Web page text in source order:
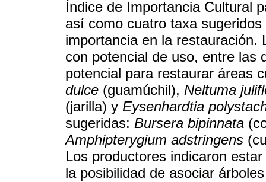
Índice de Importancia Cultural
así como cuatro taxa
importancia en la restauración.
con potencial de uso, entre las
potencial para restaurar áreas
dulce (guamúchil), Neltuma
(jarilla) y Eysenhardtia
sugeridas: Bursera bipinnata
Amphipterygium adstringens
Los productores indicaron
la posibilidad de asociar